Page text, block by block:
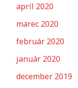
apríl 2020
marec 2020
február 2020
január 2020
december 2019